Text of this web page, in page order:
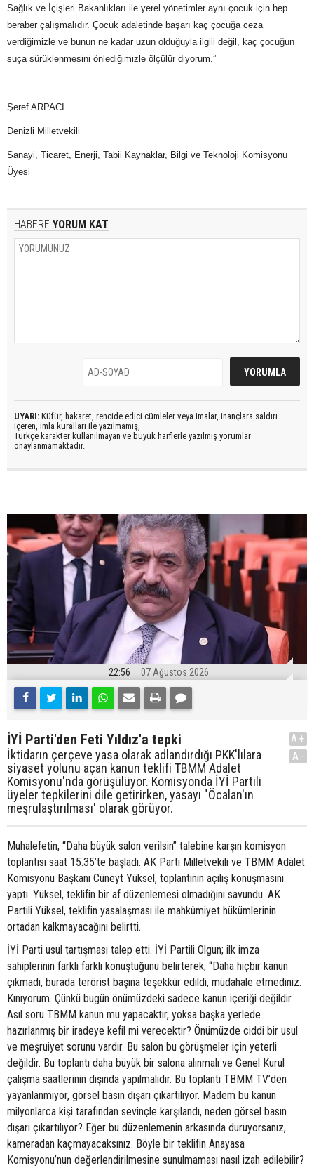
Sağlık ve İçişleri Bakanlıkları ile yerel yönetimler aynı çocuk için hep
beraber çalışmalıdır. Çocuk adaletinde başarı kaç çocuğa ceza
verdiğimizle ve bunun ne kadar uzun olduğuyla ilgili değil, kaç çocuğun
suça sürüklenmesini önlediğimizle ölçülür diyorum.”
Şeref ARPACI
Denizli Milletvekili
Sanayi, Ticaret, Enerji, Tabii Kaynaklar, Bilgi ve Teknoloji Komisyonu
Üyesi
HABERE YORUM KAT
UYARI: Küfür, hakaret, rencide edici cümleler veya imalar, inançlara saldırı
içeren, imla kuralları ile yazılmamış,
Türkçe karakter kullanılmayan ve büyük harflerle yazılmış yorumlar
onaylanmamaktadır.
22:56 07 Ağustos 2026
İYİ Parti'den Feti Yıldız'a tepki
İktidarın çerçeve yasa olarak adlandırdığı PKK'lılara
siyaset yolunu açan kanun teklifi TBMM Adalet
Komisyonu'nda görüşülüyor. Komisyonda İYİ Partili
üyeler tepkilerini dile getirirken, yasayı "Öcalan'ın
meşrulaştırılması' olarak görüyor.
A+
A-
Muhalefetin, “Daha büyük salon verilsin” talebine karşın komisyon
toplantısı saat 15.35’te başladı. AK Parti Milletvekili ve TBMM Adalet
Komisyonu Başkanı Cüneyt Yüksel, toplantının açılış konuşmasını
yaptı. Yüksel, teklifin bir af düzenlemesi olmadığını savundu. AK
Partili Yüksel, teklifin yasalaşması ile mahkûmiyet hükümlerinin
ortadan kalkmayacağını belirtti.
İYİ Parti usul tartışması talep etti. İYİ Partili Olgun; ilk imza
sahiplerinin farklı farklı konuştuğunu belirterek; “Daha hiçbir kanun
çıkmadı, burada terörist başına teşekkür edildi, müdahale etmediniz.
Kınıyorum. Çünkü bugün önümüzdeki sadece kanun içeriği değildir.
Asıl soru TBMM kanun mu yapacaktır, yoksa başka yerlede
hazırlanmış bir iradeye kefil mi verecektir? Önümüzde ciddi bir usul
ve meşruiyet sorunu vardır. Bu salon bu görüşmeler için yeterli
değildir. Bu toplantı daha büyük bir salona alınmalı ve Genel Kurul
çalışma saatlerinin dışında yapılmalıdır. Bu toplantı TBMM TV’den
yayanlanmıyor, görsel basın dışarı çıkartılıyor. Madem bu kanun
milyonlarca kişi tarafından sevinçle karşılandı, neden görsel basın
dışarı çıkartılıyor? Eğer bu düzenlemenin arkasında duruyorsanız,
kameradan kaçmayacaksınız. Böyle bir teklifin Anayasa
Komisyonu’nun değerlendirilmesine sunulmaması nasıl izah edilebilir?